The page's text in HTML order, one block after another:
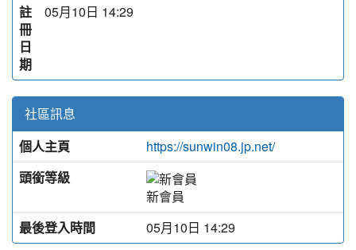
註
冊
日
期
05月10日 14:29
社區訊息
個人主頁
https://sunwin08.jp.net/
頭銜等級
新會員
最後登入時間
05月10日 14:29